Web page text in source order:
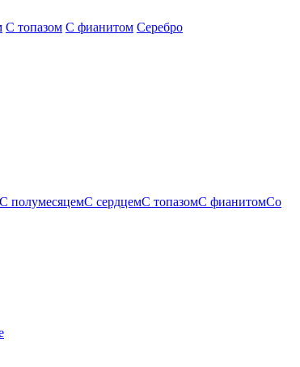
С топазом С фианитом Серебро
С полумесяцемС сердцемС топазомС фианитомСо